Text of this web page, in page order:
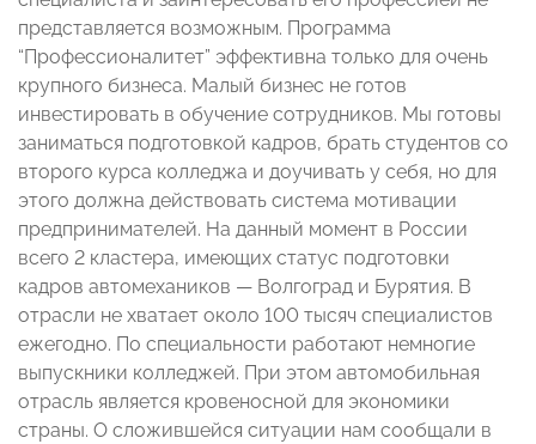
представляется возможным. Программа
“Профессионалитет” эффективна только для очень
крупного бизнеса. Малый бизнес не готов
инвестировать в обучение сотрудников. Мы готовы
заниматься подготовкой кадров, брать студентов со
второго курса колледжа и доучивать у себя, но для
этого должна действовать система мотивации
предпринимателей. На данный момент в России
всего 2 кластера, имеющих статус подготовки
кадров автомехаников — Волгоград и Бурятия. В
отрасли не хватает около 100 тысяч специалистов
ежегодно. По специальности работают немногие
выпускники колледжей. При этом автомобильная
отрасль является кровеносной для экономики
страны. О сложившейся ситуации нам сообщали в